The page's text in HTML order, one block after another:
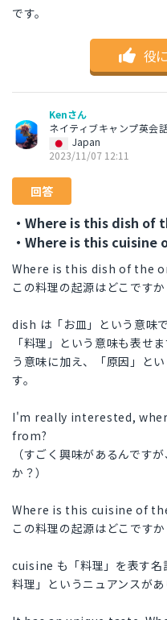
です。
役
Kenさん
ネイティブキャンプ英会
Japan
2023/11/07 12:11
回答
・Where is this dish of
・Where is this
Where is this dish of the
この料理の起源はどこですか
dish は「お皿」という意味
「料理」という意味も表せ
う意味に加え、「原因」と
す。
I'm really interested,
from?
（すごく興味があるんです
か？）
Where is this cuisine of
この料理の起源はどこですか
cuisine も「料理」を表す
料理」というニュアンスがあ